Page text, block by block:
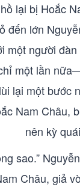
lại bị Hoắc
đến lớn
một người
một lần
lại một bước
Nam Châu,
nên kỳ
sao.”
Châu, giả